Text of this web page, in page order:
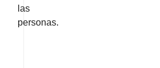
las
personas.